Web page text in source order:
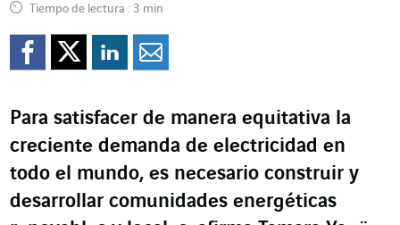
Tiempo de lectura : 3 min
Compartir en Facebook
Compartir en
Compartir en
Para satisfacer de manera equitativa la
creciente demanda de electricidad en
todo el mundo, es necesario construir y
desarrollar comunidades energéticas